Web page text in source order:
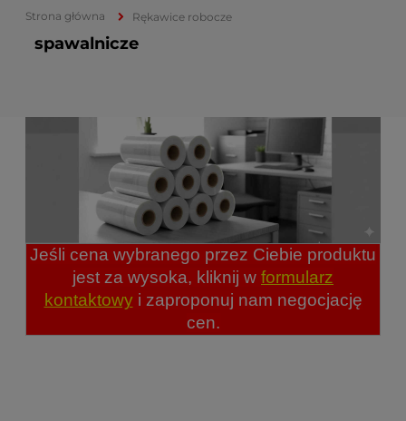
Strona główna Rękawice robocze
spawalnicze
Jeśli cena wybranego przez Ciebie produktu
jest za wysoka, kliknij w formularz
kontaktowyi zaproponuj nam negocjację
cen.